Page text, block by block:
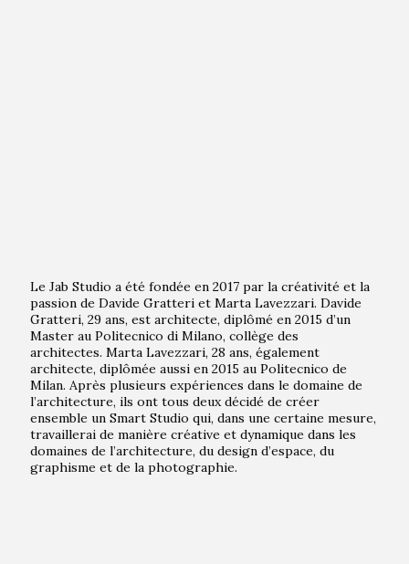
Le Jab Studio a été fondée en 2017 par la créativité et la
passion de Davide Gratteri et Marta Lavezzari. Davide
Gratteri, 29 ans, est architecte, diplômé en 2015 d’un
Master au Politecnico di Milano, collège des
architectes. Marta Lavezzari, 28 ans, également
architecte, diplômée aussi en 2015 au Politecnico de
Milan. Après plusieurs expériences dans le domaine de
l’architecture, ils ont tous deux décidé de créer
ensemble un Smart Studio qui, dans une certaine mesure,
travaillerai de manière créative et dynamique dans les
domaines de l’architecture, du design d’espace, du
graphisme et de la photographie.